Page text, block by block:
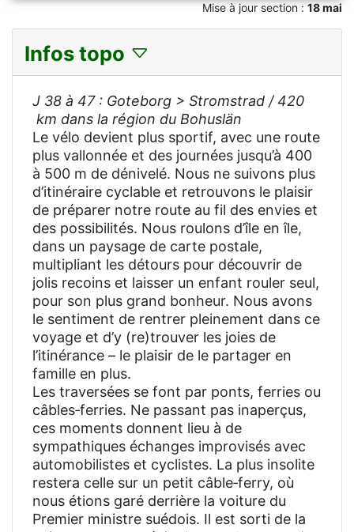
Mise à jour section :18 mai
Infos topo
J 38 à 47 : Goteborg > Stromstrad / 420
km dans la région du Bohuslän
Le vélo devient plus sportif, avec une route
plus vallonnée et des journées jusqu’à 400
à 500 m de dénivelé. Nous ne suivons plus
d’itinéraire cyclable et retrouvons le plaisir
de préparer notre route au fil des envies et
des possibilités. Nous roulons d’île en île,
dans un paysage de carte postale,
multipliant les détours pour découvrir de
jolis recoins et laisser un enfant rouler seul,
pour son plus grand bonheur. Nous avons
le sentiment de rentrer pleinement dans ce
voyage et d’y (re)trouver les joies de
l’itinérance – le plaisir de le partager en
famille en plus.
Les traversées se font par ponts, ferries ou
câbles‑ferries. Ne passant pas inaperçus,
ces moments donnent lieu à de
sympathiques échanges improvisés avec
automobilistes et cyclistes. La plus insolite
restera celle sur un petit câble‑ferry, où
nous étions garé derrière la voiture du
Premier ministre suédois. Il est sorti de la